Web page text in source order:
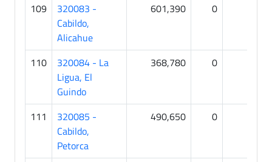
109
320083 -
Cabildo,
Alicahue
601,390 0
110
320084 - La
Ligua, El
Guindo
368,780 0
111
320085 -
Cabildo,
Petorca
490,650 0